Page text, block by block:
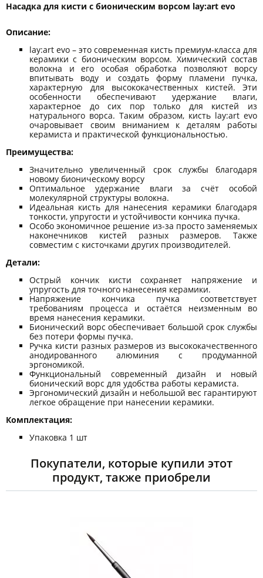
Насадка для кисти с бионическим ворсом lay:art evo
Описание:
lay:art evo – это современная кисть премиум-класса для
керамики с бионическим ворсом. Химический состав
волокна и его особая обработка позволяют ворсу
впитывать воду и создать форму пламени пучка,
характерную для высококачественных кистей. Эти
особенности обеспечивают удержание влаги,
характерное до сих пор только для кистей из
натурального ворса. Таким образом, кисть lay:art evo
очаровывает своим вниманием к деталям работы
керамиста и практической функциональностью.
Преимущества:
Значительно увеличенный срок службы благодаря
новому бионическому ворсу
Оптимальное удержание влаги за счёт особой
молекулярной структуры волокна.
Идеальная кисть для нанесения керамики благодаря
тонкости, упругости и устойчивости кончика пучка.
Особо экономичное решение из-за просто заменяемых
наконечников кистей разных размеров. Также
совместим с кисточками других производителей.
Детали:
Острый кончик кисти сохраняет напряжение и
упругость для точного нанесения керамики.
Напряжение кончика пучка соответствует
требованиям процесса и остаётся неизменным во
время нанесения керамики.
Бионический ворс обеспечивает большой срок службы
без потери формы пучка.
Ручка кисти разных размеров из высококачественного
анодированного алюминия с продуманной
эргономикой.
Функциональный современный дизайн и новый
бионический ворс для удобства работы керамиста.
Эргономический дизайн и небольшой вес гарантируют
легкое обращение при нанесении керамики.
Комплектация:
Упаковка 1 шт
Покупатели, которые купили этот
продукт, также приобрели